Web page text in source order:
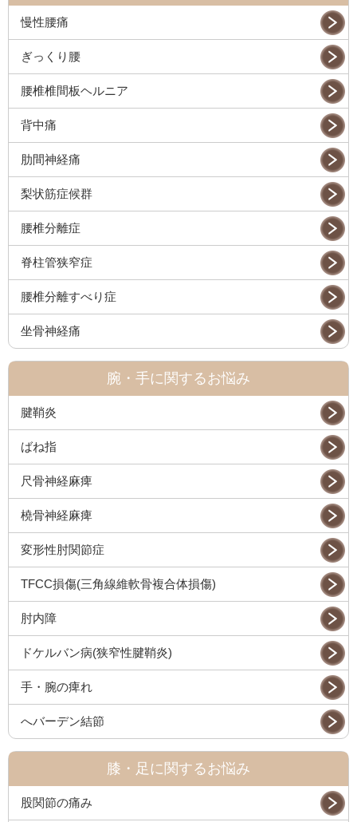
慢性腰痛
ぎっくり腰
腰椎椎間板ヘルニア
背中痛
肋間神経痛
梨状筋症候群
腰椎分離症
脊柱管狭窄症
腰椎分離すべり症
坐骨神経痛
腕・手に関するお悩み
腱鞘炎
ばね指
尺骨神経麻痺
橈骨神経麻痺
変形性肘関節症
TFCC損傷(三角線維軟骨複合体損傷)
肘内障
ドケルバン病(狭窄性腱鞘炎)
手・腕の痺れ
へバーデン結節
膝・足に関するお悩み
股関節の痛み